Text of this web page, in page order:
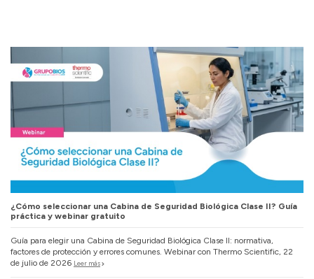
¿Cómo seleccionar una Cabina de Seguridad Biológica Clase II? Guía
práctica y webinar gratuito
Guía para elegir una Cabina de Seguridad Biológica Clase II: normativa,
factores de protección y errores comunes. Webinar con Thermo Scientific, 22
de julio de 2026 Leer más